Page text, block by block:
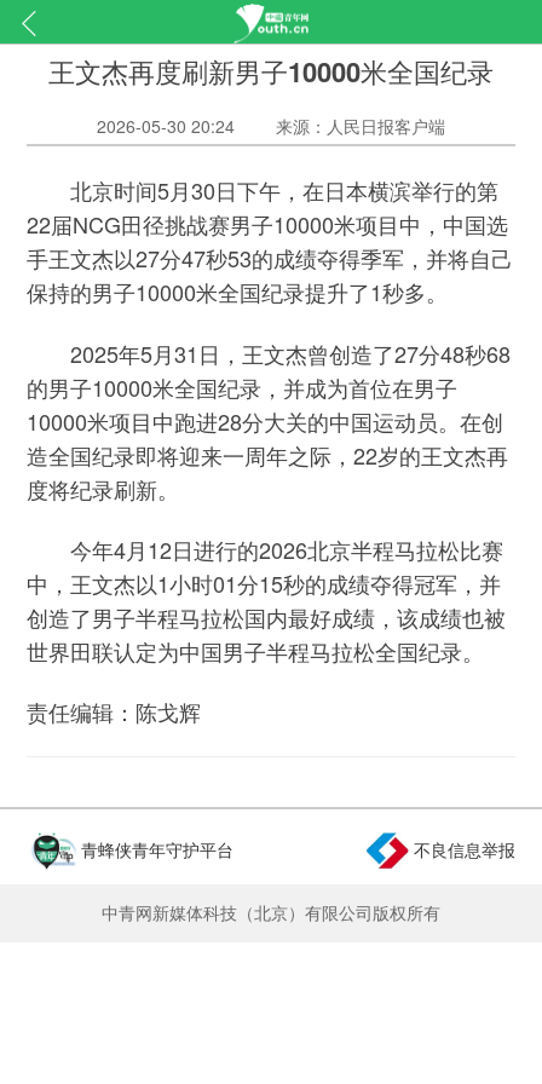
王文杰再度刷新男子10000米全国纪录
2026-05-30 20:24 来源：人民日报客户端
北京时间5月30日下午，在日本横滨举行的第
22届NCG田径挑战赛男子10000米项目中，中国选
手王文杰以27分47秒53的成绩夺得季军，并将自己
保持的男子10000米全国纪录提升了1秒多。
2025年5月31日，王文杰曾创造了27分48秒68
的男子10000米全国纪录，并成为首位在男子
10000米项目中跑进28分大关的中国运动员。在创
造全国纪录即将迎来一周年之际，22岁的王文杰再
度将纪录刷新。
今年4月12日进行的2026北京半程马拉松比赛
中，王文杰以1小时01分15秒的成绩夺得冠军，并
创造了男子半程马拉松国内最好成绩，该成绩也被
世界田联认定为中国男子半程马拉松全国纪录。
责任编辑：陈戈辉
青蜂侠青年守护平台 不良信息举报
中青网新媒体科技（北京）有限公司版权所有